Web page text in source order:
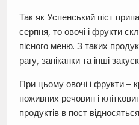
Так як Успенський піст
серпня, то овочі і фрукти
пісного меню. З таких
рагу, запіканки та інші
При цьому овочі і фрукти –
поживних речовин і
продуктів в пост